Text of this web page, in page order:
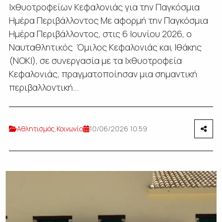
Ιχθυοτροφείων Κεφαλονιάς για την Παγκόσμια
Ημέρα Περιβάλλοντος Με αφορμή την Παγκόσμια
Ημέρα Περιβάλλοντος, στις 6 Ιουνίου 2026, ο
Ναυταθλητικός Όμιλος Κεφαλονιάς και Ιθάκης
(ΝΟΚΙ), σε συνεργασία με τα Ιχθυοτροφεία
Κεφαλονιάς, πραγματοποίησαν μια σημαντική
περιβαλλοντική...
Αθλητισμός,Κοινωνία 10/06/2026 10:59